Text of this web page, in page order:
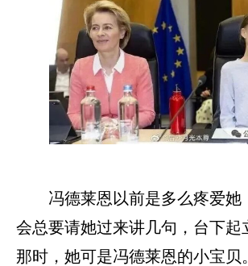
冯德莱恩以前是多么疼爱她
会总要请她过来讲几句，台下起
那时，她可是冯德莱恩的小宝贝。